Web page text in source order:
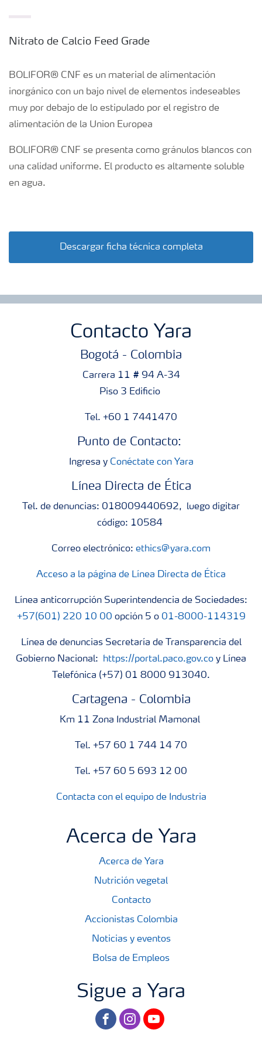
Nitrato de Calcio Feed Grade
BOLIFOR® CNF es un material de alimentación
inorgánico con un bajo nivel de elementos indeseables
muy por debajo de lo estipulado por el registro de
alimentación de la Union Europea
BOLIFOR® CNF se presenta como gránulos blancos con
una calidad uniforme. El producto es altamente soluble
en agua.
Descargar ficha técnica completa
Contacto Yara
Bogotá - Colombia
Carrera 11 # 94 A-34
Piso 3 Edificio
Tel. +60 1 7441470
Punto de Contacto:
Ingresa y Conéctate con Yara
Línea Directa de Ética
Tel. de denuncias: 018009440692, luego digitar
código: 10584
Correo electrónico: ethics@yara.com
Acceso a la página de Línea Directa de Ética
Línea anticorrupción Superintendencia de Sociedades:
+57(601) 220 10 00 opción 5 o 01-8000-114319
Línea de denuncias Secretaría de Transparencia del
Gobierno Nacional:
https://portal.paco.gov.co y Línea
Telefónica (+57) 01 8000 913040.
Cartagena - Colombia
Km 11 Zona Industrial Mamonal
Tel. +57 60 1 744 14 70
Tel. +57 60 5 693 12 00
Contacta con el equipo de Industria
Acerca de Yara
Acerca de Yara
Nutrición vegetal
Contacto
Accionistas Colombia
Noticias y eventos
Bolsa de Empleos
Sigue a Yara
facebookinstagram
youtube